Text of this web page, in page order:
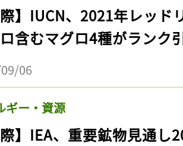
際】IUCN、2021年レッ
含むマグロ4種がランク
06
ギー・資源
際】IEA、重要鉱物見通